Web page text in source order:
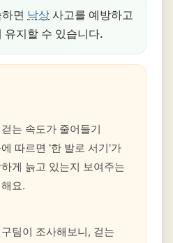
면 낙상 사고를 예방하고
유지할 수 있습니다.
는 속도가 줄어들기
따르면 '한 발로 서기'가
게 늙고 있는지 보여주는
요.
팀이 조사해보니, 걷는